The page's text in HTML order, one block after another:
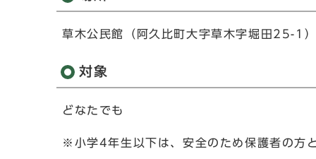
草木公民館（阿久比町大字草木字堀田25-1）
対象
どなたでも
※小学4年生以下は、安全のため保護者の